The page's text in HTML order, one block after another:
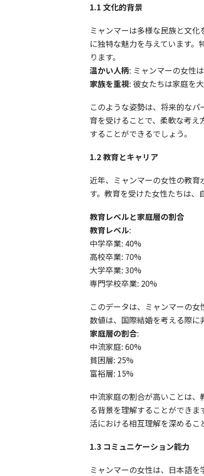
1.1 文化的背景
ミャンマーは多様な民族と文
に独特な魅力を与えています
ります。
温かい人柄: ミャンマーの女性
家族を重視: 彼女たちは家庭を
このような姿勢は、将来的な
育を受けることで、柔軟な考
することができるでしょう。
1.2教育とキャリア
近年、ミャンマーの女性の教育
す。教育を受けた女性たちは、
教育レベルと家庭層の割合
教育レベル:
中学卒業: 40%
高校卒業: 70%
大学卒業: 30%
専門学校卒業: 20%
このデータは、ミャンマーの
数値は、国際結婚を考える際に
家庭層の割合:
中流家庭: 60%
貧困層: 25%
富裕層: 15%
中流家庭の割合が高いことは
る背景を理解することができ
活における相互理解を深めるこ
1.3 コミュニケーション能力
ミャンマーの女性は、日本語